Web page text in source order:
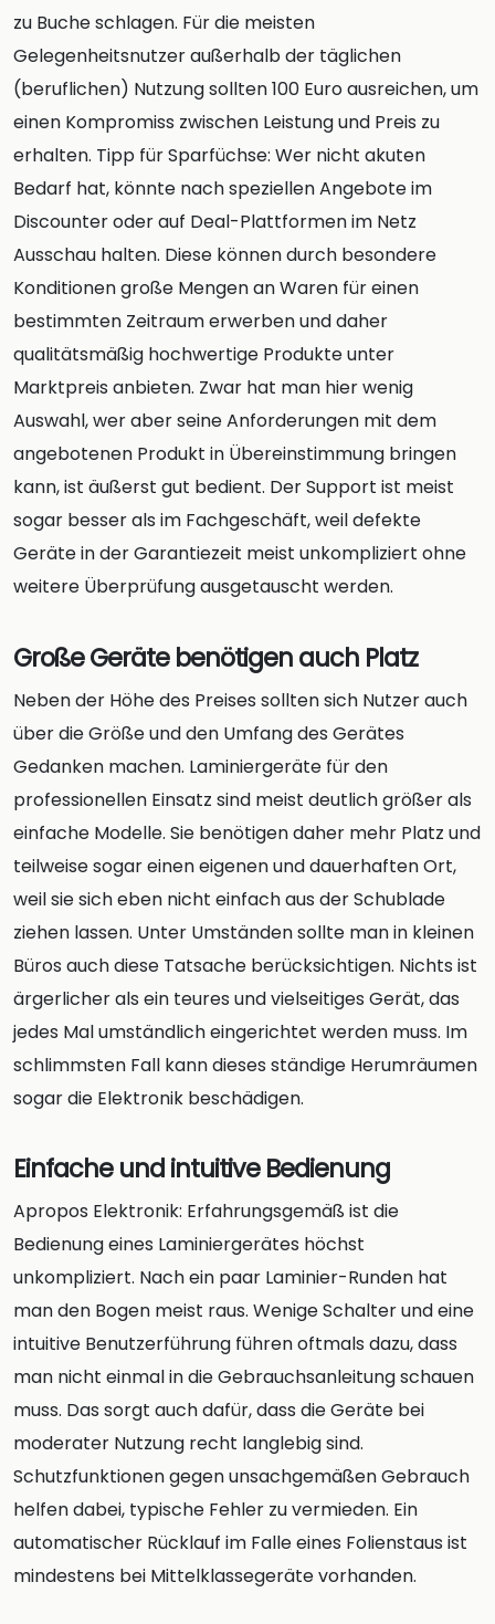
zu Buche schlagen. Für die meisten
Gelegenheitsnutzer außerhalb der täglichen
(beruflichen) Nutzung sollten 100 Euro ausreichen, um
einen Kompromiss zwischen Leistung und Preis zu
erhalten. Tipp für Sparfüchse: Wer nicht akuten
Bedarf hat, könnte nach speziellen Angebote im
Discounter oder auf Deal-Plattformen im Netz
Ausschau halten. Diese können durch besondere
Konditionen große Mengen an Waren für einen
bestimmten Zeitraum erwerben und daher
qualitätsmäßig hochwertige Produkte unter
Marktpreis anbieten. Zwar hat man hier wenig
Auswahl, wer aber seine Anforderungen mit dem
angebotenen Produkt in Übereinstimmung bringen
kann, ist äußerst gut bedient. Der Support ist meist
sogar besser als im Fachgeschäft, weil defekte
Geräte in der Garantiezeit meist unkompliziert ohne
weitere Überprüfung ausgetauscht werden.
Große Geräte benötigen auch Platz
Neben der Höhe des Preises sollten sich Nutzer auch
über die Größe und den Umfang des Gerätes
Gedanken machen. Laminiergeräte für den
professionellen Einsatz sind meist deutlich größer als
einfache Modelle. Sie benötigen daher mehr Platz und
teilweise sogar einen eigenen und dauerhaften Ort,
weil sie sich eben nicht einfach aus der Schublade
ziehen lassen. Unter Umständen sollte man in kleinen
Büros auch diese Tatsache berücksichtigen. Nichts ist
ärgerlicher als ein teures und vielseitiges Gerät, das
jedes Mal umständlich eingerichtet werden muss. Im
schlimmsten Fall kann dieses ständige Herumräumen
sogar die Elektronik beschädigen.
Einfache und intuitive Bedienung
Apropos Elektronik: Erfahrungsgemäß ist die
Bedienung eines Laminiergerätes höchst
unkompliziert. Nach ein paar Laminier-Runden hat
man den Bogen meist raus. Wenige Schalter und eine
intuitive Benutzerführung führen oftmals dazu, dass
man nicht einmal in die Gebrauchsanleitung schauen
muss. Das sorgt auch dafür, dass die Geräte bei
moderater Nutzung recht langlebig sind.
Schutzfunktionen gegen unsachgemäßen Gebrauch
helfen dabei, typische Fehler zu vermieden. Ein
automatischer Rücklauf im Falle eines Folienstaus ist
mindestens bei Mittelklassegeräte vorhanden.